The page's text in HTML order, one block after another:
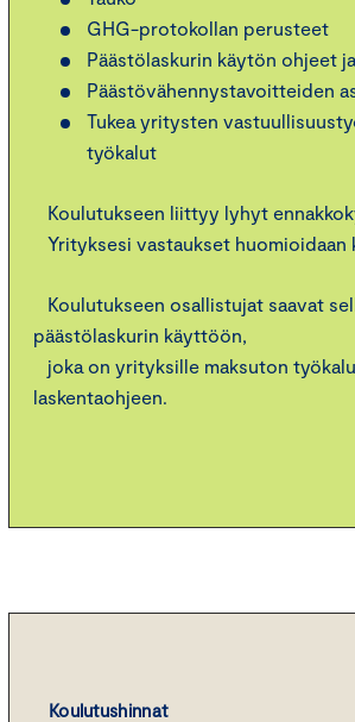
GHG-protokollan perusteet
Päästölaskurin käytön ohjeet
Päästövähennystavoitteiden
Tukea yritysten
työkalut
Koulutukseen liittyy lyhyt
Yrityksesi vastaukset huomioidaan
Koulutukseen osallistujat saavat
päästölaskurin käyttöön,
joka on yrityksille maksuton
laskentaohjeen.
Koulutushinnat